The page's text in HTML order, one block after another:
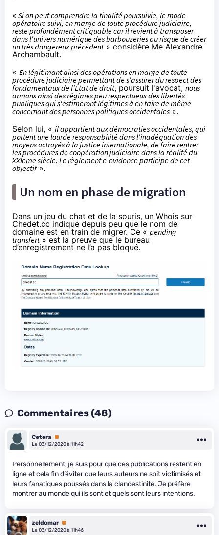
« Si on peut comprendre la finalité poursuivie, le mode
opératoire suivi, en marge de toute procédure judiciaire,
reste profondément critiquable car il revient à transposer
dans l'univers numérique des barbouzeries au risque de créer
un très dangereux précédent» considère Me Alexandre
Archambault.
« En légitimant ainsi des opérations en marge de toute
procédure judiciaire permettant de s'assurer du respect des
fondamentaux de l'État de droit, poursuit l'avocat, nous
armons ainsi des régimes peu respectueux des libertés
publiques qui s'estimeront légitimes à en faire de même
concernant des personnes politiques occidentales ».
Selon lui, « il appartient aux démocraties occidentales, qui
portent une lourde responsabilité dans l'inadéquation des
moyens octroyés à la justice internationale, de faire rentrer
les procédures de coopération judiciaire dans la réalité du
XXIeme siècle. Le règlement e-evidence participe de cet
objectif».
Un nom en phase de migration
Dans un jeu du chat et de la souris, un Whois sur
Chedet.cc indique depuis peu que le nom de
domaine est en train de migrer. Ce « pending
transfert» est la preuve que le bureau
d’enregistrement ne l’a pas bloqué.
Commentaires (48)
Cetera Premium
Le 03/12/2020 à 11h42
Personnellement, je suis pour que ces publications restent en
ligne et cela fin d’éviter que leurs auteurs ne soit victimisés et
leurs fanatiques poussés dans la clandestinité. Je préfère
montrer au monde qui ils sont et quels sont leurs intentions.
zeldomar Premium
Le 03/12/2020 à 11h46